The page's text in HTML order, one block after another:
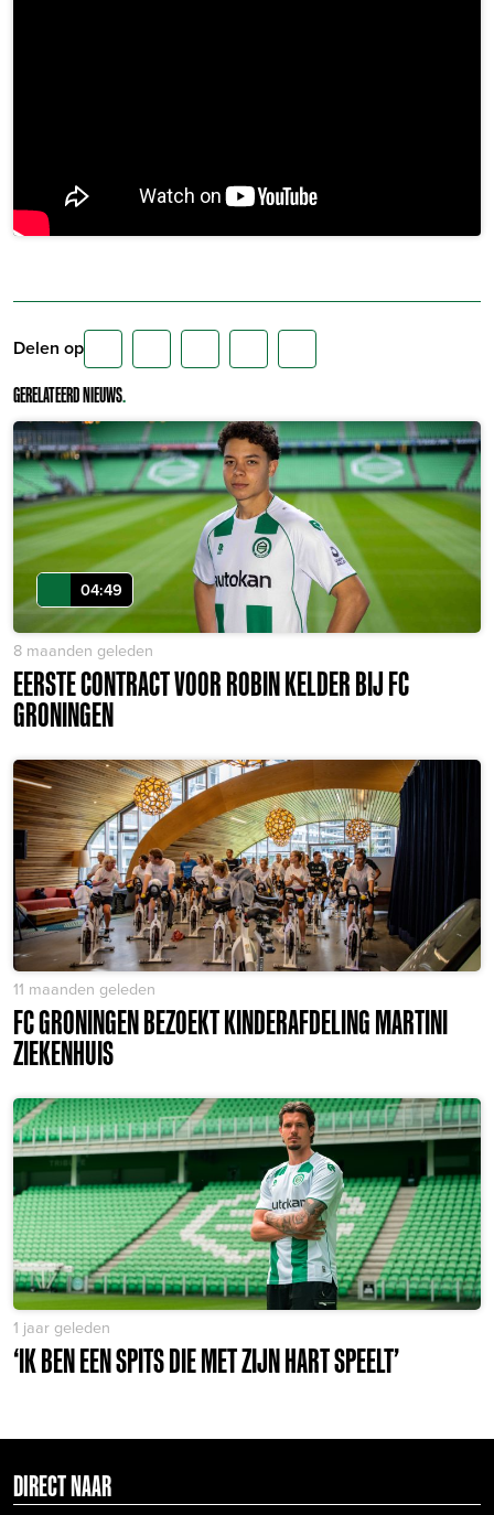
Delen op
GERELATEERD NIEUWS.
04:49
8 maanden geleden
EERSTE CONTRACT VOOR ROBIN KELDER BIJ FC
GRONINGEN
11 maanden geleden
FC GRONINGEN BEZOEKT KINDERAFDELING MARTINI
ZIEKENHUIS
1 jaar geleden
‘IK BEN EEN SPITS DIE MET ZIJN HART SPEELT’
DIRECT NAAR